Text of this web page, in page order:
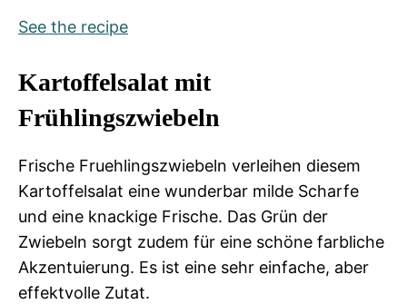
See the recipe
Kartoffelsalat mit
Frühlingszwiebeln
Frische Fruehlingszwiebeln verleihen diesem
Kartoffelsalat eine wunderbar milde Scharfe
und eine knackige Frische. Das Grün der
Zwiebeln sorgt zudem für eine schöne farbliche
Akzentuierung. Es ist eine sehr einfache, aber
effektvolle Zutat.